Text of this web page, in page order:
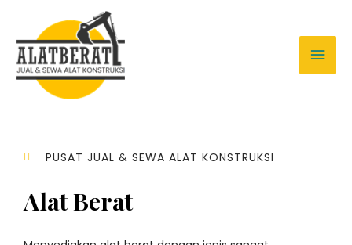
PUSAT JUAL & SEWA ALAT KONSTRUKSI
Alat Berat